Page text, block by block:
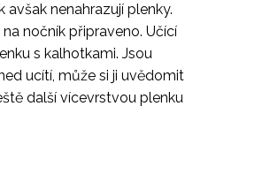
nenahrazují plenky.
nočník připraveno. Učící
s kalhotkami. Jsou
ucítí, může si ji uvědomit
další vícevrstvou plenku